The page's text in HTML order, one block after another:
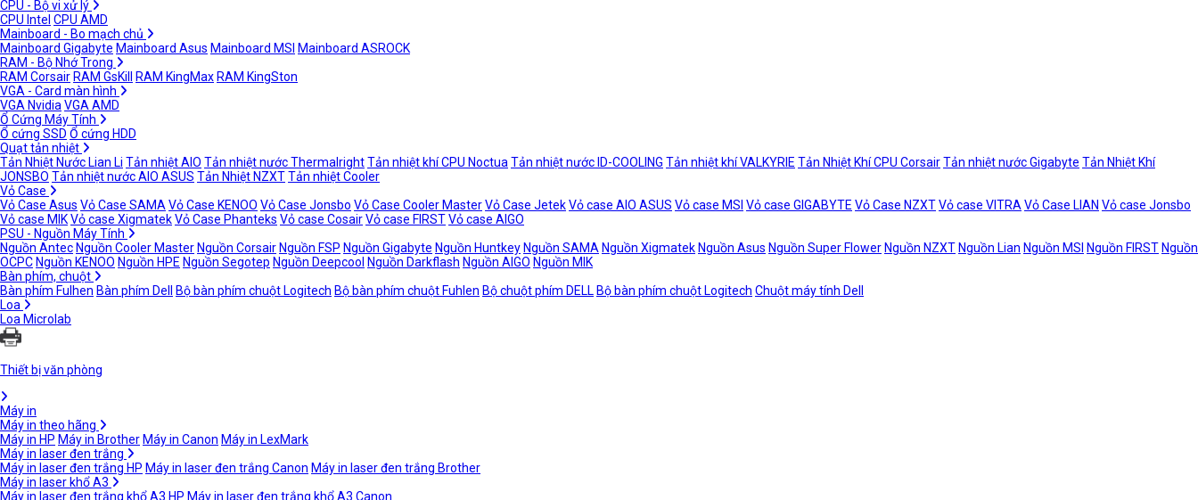
CPU - Bộ vi xử lý
CPU Intel CPU AMD
Mainboard - Bo mạch chủ
Mainboard Gigabyte Mainboard Asus Mainboard MSI Mainboard ASROCK
RAM - Bộ Nhớ Trong
RAM Corsair RAM GsKill RAM KingMax RAM KingSton
VGA - Card màn hình
VGA Nvidia VGA AMD
Ổ Cứng Máy Tính
Ổ cứng SSD Ổ cứng HDD
Quạt tản nhiệt
Tản Nhiệt Nước Lian Li Tản nhiệt AIO Tản nhiệt nước ThermalrightTản nhiệt khí CPU Noctua Tản nhiệt nước ID-COOLING Tản nhiệt khí VALKYRIE Tản Nhiệt Khí CPU CorsairTản nhiệt nước Gigabyte Tản Nhiệt Khí
JONSBO Tản nhiệt nước AIO ASUS Tản Nhiệt NZXTTản nhiệt Cooler
Vỏ Case
Vỏ Case Asus Vỏ Case SAMA Vỏ Case KENOO Vỏ Case Jonsbo Vỏ Case Cooler MasterVỏ Case JetekVỏ case AIO ASUS Vỏ case MSI Vỏ case GIGABYTE Vỏ Case NZXTVỏ case VITRA Vỏ Case LIAN Vỏ case Jonsbo
Vỏ case MIKVỏ case XigmatekVỏ Case Phanteks Vỏ case CosairVỏ case FIRSTVỏ case AIGO
PSU - Nguồn Máy Tính
Nguồn Antec Nguồn Cooler Master Nguồn Corsair Nguồn FSP Nguồn Gigabyte Nguồn Huntkey Nguồn SAMA Nguồn Xigmatek Nguồn Asus Nguồn Super Flower Nguồn NZXT Nguồn Lian Nguồn MSI Nguồn FIRST Nguồn
OCPC Nguồn KENOO Nguồn HPE Nguồn Segotep Nguồn Deepcool Nguồn Darkflash Nguồn AIGO Nguồn MIK
Bàn phím, chuột
Bàn phím Fulhen Bàn phím Dell Bộ bàn phím chuột Logitech Bộ bàn phím chuột Fuhlen Bộ chuột phím DELL Bộ bàn phím chuột Logitech Chuột máy tính Dell
Loa
Loa Microlab
Thiết bị văn phòng
Máy in
Máy in theo hãng
Máy in HP Máy in Brother Máy in Canon Máy in LexMark
Máy in laser đen trắng
Máy in laser đen trắng HP Máy in laser đen trắng Canon Máy in laser đen trắng Brother
Máy in laser khổ A3
Máy in laser đen trắng khổ A3 HP Máy in laser đen trắng khổ A3 Canon